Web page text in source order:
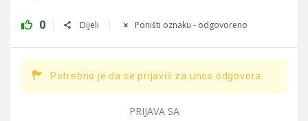
0 Dijeli Poništi oznaku - odgovoreno
Potrebno je da se prijaviš za unos odgovora.
PRIJAVA SA